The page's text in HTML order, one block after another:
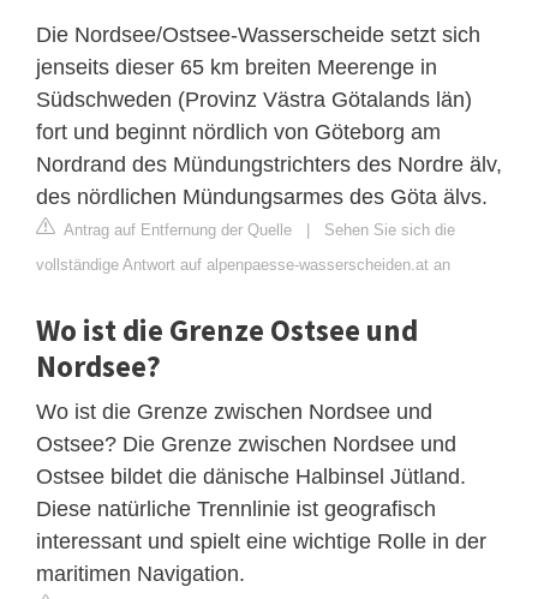
Die Nordsee/Ostsee-Wasserscheide setzt sich
jenseits dieser 65 km breiten Meerenge in
Südschweden (Provinz Västra Götalands län)
fort und beginnt nördlich von Göteborg am
Nordrand des Mündungstrichters des Nordre älv,
des nördlichen Mündungsarmes des Göta älvs.
Antrag auf Entfernung der Quelle | Sehen Sie sich die
vollständige Antwort auf alpenpaesse-wasserscheiden.at an
Wo ist die Grenze Ostsee und
Nordsee?
Wo ist die Grenze zwischen Nordsee und
Ostsee? Die Grenze zwischen Nordsee und
Ostsee bildet die dänische Halbinsel Jütland.
Diese natürliche Trennlinie ist geografisch
interessant und spielt eine wichtige Rolle in der
maritimen Navigation.